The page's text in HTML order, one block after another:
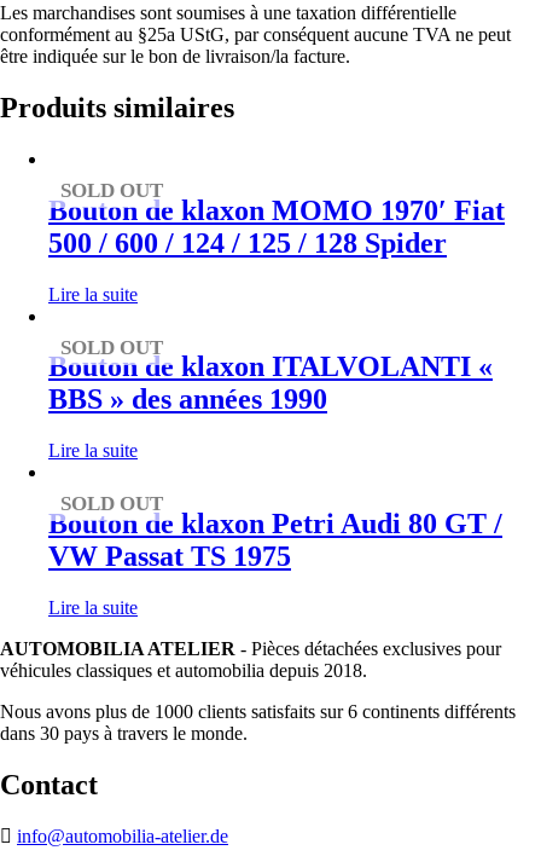
Les marchandises sont soumises à une taxation différentielle
conformément au §25a UStG, par conséquent aucune TVA ne peut
être indiquée sur le bon de livraison/la facture.
Produits similaires
SOLD OUT
Bouton de klaxon MOMO 1970′ Fiat
500 / 600 / 124 / 125 / 128 Spider
Lire la suite
SOLD OUT
Bouton de klaxon ITALVOLANTI «
BBS » des années 1990
Lire la suite
SOLD OUT
Bouton de klaxon Petri Audi 80 GT /
VW Passat TS 1975
Lire la suite
AUTOMOBILIA ATELIER - Pièces détachées exclusives pour
véhicules classiques et automobilia depuis 2018.
Nous avons plus de 1000 clients satisfaits sur 6 continents différents
dans 30 pays à travers le monde.
Contact
info@automobilia-atelier.de